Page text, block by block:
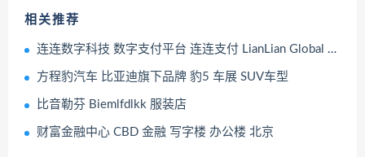
相关推荐
连连数字科技 数字支付平台 连连支付 LianLian Global 跨境收款平台 支付机构
方程豹汽车 比亚迪旗下品牌 豹5 车展 SUV车型
比音勒芬 Biemlfdlkk 服装店
财富金融中心 CBD 金融 写字楼 办公楼 北京